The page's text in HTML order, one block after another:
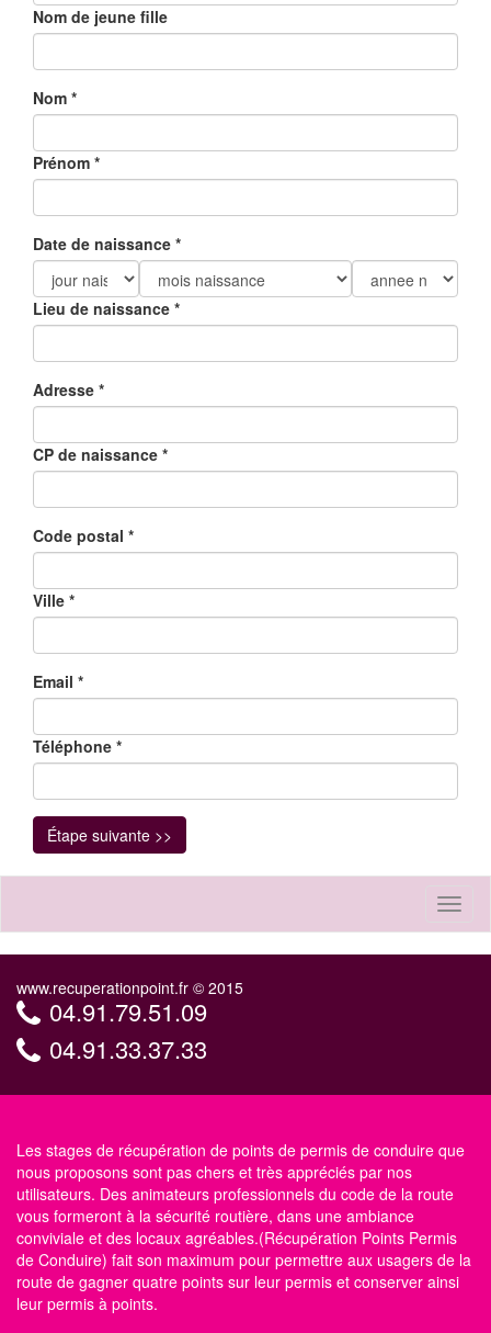
Nom de jeune fille
Nom *
Prénom *
Date de naissance *
Lieu de naissance *
Adresse *
CP de naissance *
Code postal *
Ville *
Email *
Téléphone *
Étape suivante >>
www.recuperationpoint.fr © 2015
04.91.79.51.09
04.91.33.37.33
Les stages de récupération de points de permis de conduire que
nous proposons sont pas chers et très appréciés par nos
utilisateurs. Des animateurs professionnels du code de la route
vous formeront à la sécurité routière, dans une ambiance
conviviale et des locaux agréables.(Récupération Points Permis
de Conduire) fait son maximum pour permettre aux usagers de la
route de gagner quatre points sur leur permis et conserver ainsi
leur permis à points.